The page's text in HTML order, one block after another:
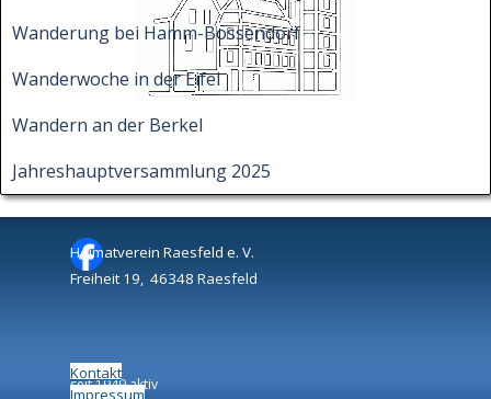
Wanderung bei Hamm-Bossendorf
Wanderwoche in der Eifel
Wandern an der Berkel
Jahreshauptversammlung 2025
Heimatverein Raesfeld e. V.
Freiheit 19, 46348 Raesfeld
seit 1949 aktiv
Kontakt
Impressum